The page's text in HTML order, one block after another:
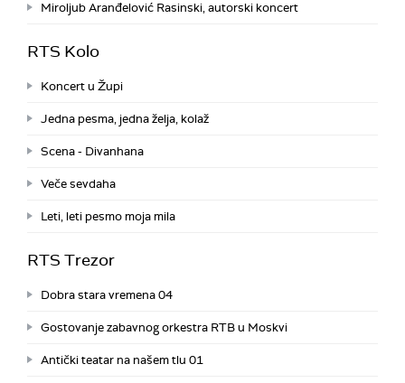
Miroljub Aranđelović Rasinski, autorski koncert
RTS Kolo
Koncert u Župi
Jedna pesma, jedna želja, kolaž
Scena - Divanhana
Veče sevdaha
Leti, leti pesmo moja mila
RTS Trezor
Dobra stara vremena 04
Gostovanje zabavnog orkestra RTB u Moskvi
Antički teatar na našem tlu 01